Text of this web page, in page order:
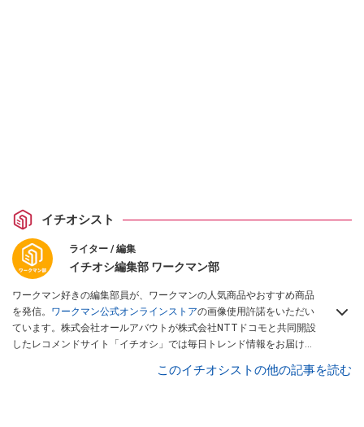
イチオシスト
ライター / 編集
イチオシ編集部 ワークマン部
ワークマン好きの編集部員が、ワークマンの人気商品やおすすめ商品
を発信。 ワークマン公式オンラインストアの画像使用許諾をいただい
ています。株式会社オールアバウトが株式会社NTTドコモと共同開設
したレコメンドサイト「イチオシ」では毎日トレンド情報をお届け。
このイチオシストの他の記事を読む